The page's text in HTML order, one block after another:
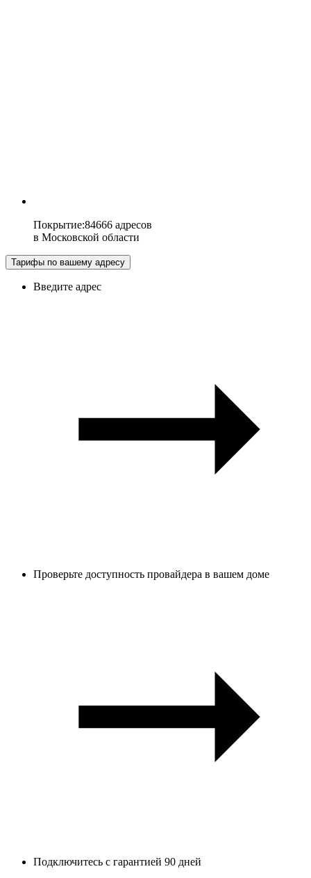
Покрытие:84666 адресов
в Московской области
Тарифы по вашему адресу
Введите адрес
Проверьте доступность провайдера в вашем доме
Подключитесь с гарантией 90 дней